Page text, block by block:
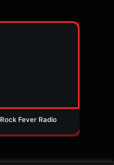
Rock Fever Radio